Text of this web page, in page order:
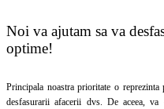
Noi va ajutam sa va
optime!
Principala noastra prioritate o reprezinta
desfasurarii afacerii dvs. De aceea,